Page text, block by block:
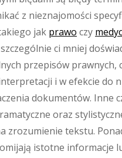
z nieznajomości
jak prawo czy
szczególnie ci mniej
przepisów prawnych,
i w efekcie do
dokumentów. Inne
oraz
zrozumienie tekstu.
istotne informacje